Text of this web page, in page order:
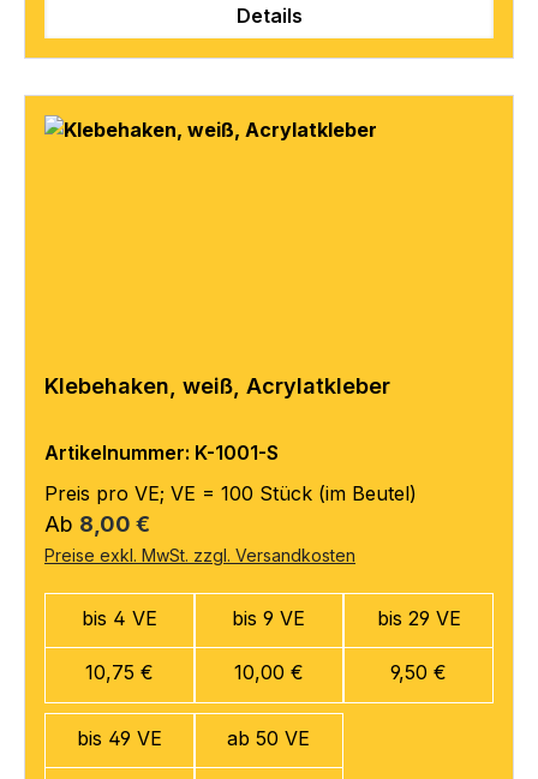
Details
Klebehaken, weiß, Acrylatkleber
Artikelnummer: K-1001-S
Preis pro VE; VE = 100 Stück (im Beutel)
Regulärer Preis:
Ab 8,00 €
Preise exkl. MwSt. zzgl. Versandkosten
bis 4 VE
10,75 €
bis 9 VE
10,00 €
bis 29 VE
9,50 €
bis 49 VE ab 50 VE